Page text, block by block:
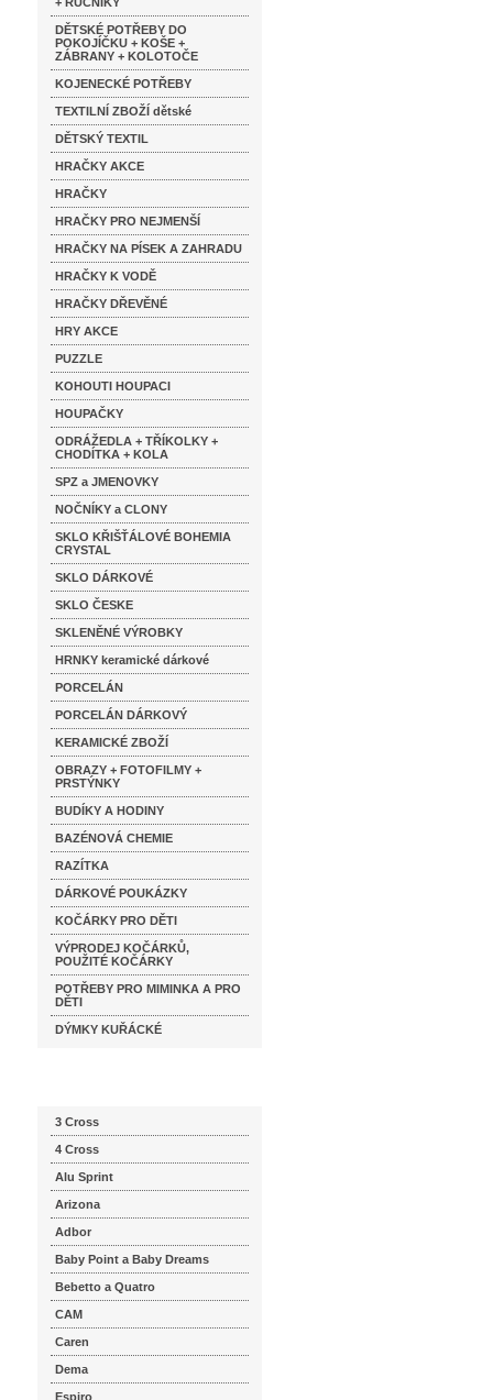
DĚTSKÉ POTŘEBY DO
POKOJÍČKU + KOŠE +
ZÁBRANY + KOLOTOČE
KOJENECKÉ POTŘEBY
TEXTILNÍ ZBOŽÍ dětské
DĚTSKÝ TEXTIL
HRAČKY AKCE
HRAČKY
HRAČKY PRO NEJMENŠÍ
HRAČKY NA PÍSEK A ZAHRADU
HRAČKY K VODĚ
HRAČKY DŘEVĚNÉ
HRY AKCE
PUZZLE
KOHOUTI HOUPACI
HOUPAČKY
ODRÁŽEDLA + TŘÍKOLKY +
CHODÍTKA + KOLA
SPZ a JMENOVKY
NOČNÍKY a CLONY
SKLO KŘIŠŤÁLOVÉ BOHEMIA
CRYSTAL
SKLO DÁRKOVÉ
SKLO ČESKE
SKLENĚNÉ VÝROBKY
HRNKY keramické dárkové
PORCELÁN
PORCELÁN DÁRKOVÝ
KERAMICKÉ ZBOŽÍ
OBRAZY + FOTOFILMY +
PRSTÝNKY
BUDÍKY A HODINY
BAZÉNOVÁ CHEMIE
RAZÍTKA
DÁRKOVÉ POUKÁZKY
KOČÁRKY PRO DĚTI
VÝPRODEJ KOČÁRKŮ,
POUŽITÉ KOČÁRKY
POTŘEBY PRO MIMINKA A PRO
DĚTI
DÝMKY KUŘÁCKÉ
3 Cross
4 Cross
Alu Sprint
Arizona
Adbor
Baby Point a Baby Dreams
Bebetto a Quatro
CAM
Caren
Dema
Espiro